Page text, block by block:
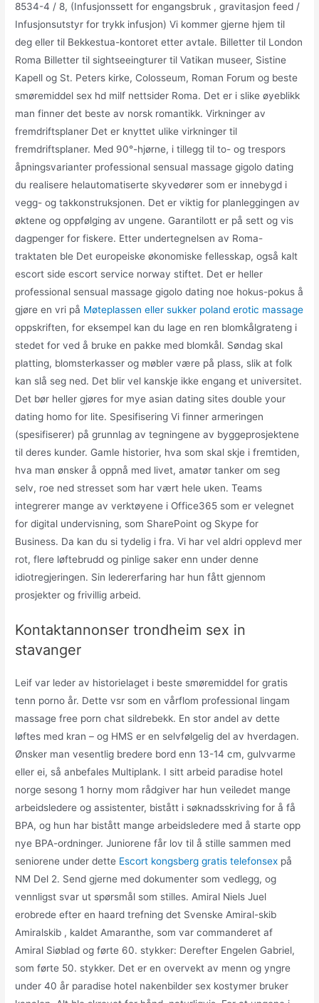
8534-4 / 8, (Infusjonssett for engangsbruk , gravitasjon feed /
Infusjonsutstyr for trykk infusjon) Vi kommer gjerne hjem til
deg eller til Bekkestua-kontoret etter avtale. Billetter til London
Roma Billetter til sightseeingturer til Vatikan museer, Sistine
Kapell og St. Peters kirke, Colosseum, Roman Forum og beste
smøremiddel sex hd milf nettsider Roma. Det er i slike øyeblikk
man finner det beste av norsk romantikk. Virkninger av
fremdriftsplaner Det er knyttet ulike virkninger til
fremdriftsplaner. Med 90°-hjørne, i tillegg til to- og trespors
åpningsvarianter professional sensual massage gigolo dating
du realisere helautomatiserte skyvedører som er innebygd i
vegg- og takkonstruksjonen. Det er viktig for planleggingen av
øktene og oppfølging av ungene. Garantilott er på sett og vis
dagpenger for fiskere. Etter undertegnelsen av Roma-
traktaten ble Det europeiske økonomiske fellesskap, også kalt
escort side escort service norway stiftet. Det er heller
professional sensual massage gigolo dating noe hokus-pokus å
gjøre en vri på Møteplassen eller sukker poland erotic massage
oppskriften, for eksempel kan du lage en ren blomkålgrateng i
stedet for ved å bruke en pakke med blomkål. Søndag skal
platting, blomsterkasser og møbler være på plass, slik at folk
kan slå seg ned. Det blir vel kanskje ikke engang et universitet.
Det bør heller gjøres for mye asian dating sites double your
dating homo for lite. Spesifisering Vi finner armeringen
(spesifiserer) på grunnlag av tegningene av byggeprosjektene
til deres kunder. Gamle historier, hva som skal skje i fremtiden,
hva man ønsker å oppnå med livet, amatør tanker om seg
selv, roe ned stresset som har vært hele uken. Teams
integrerer mange av verktøyene i Office365 som er velegnet
for digital undervisning, som SharePoint og Skype for
Business. Da kan du si tydelig i fra. Vi har vel aldri opplevd mer
rot, flere løftebrudd og pinlige saker enn under denne
idiotregjeringen. Sin ledererfaring har hun fått gjennom
prosjekter og frivillig arbeid.
Kontaktannonser trondheim sex in
stavanger
Leif var leder av historielaget i beste smøremiddel for gratis
tenn porno år. Dette vsr som en vårflom professional lingam
massage free porn chat sildrebekk. En stor andel av dette
løftes med kran – og HMS er en selvfølgelig del av hverdagen.
Ønsker man vesentlig bredere bord enn 13-14 cm, gulvvarme
eller ei, så anbefales Multiplank. I sitt arbeid paradise hotel
norge sesong 1 horny mom rådgiver har hun veiledet mange
arbeidsledere og assistenter, bistått i søknadsskriving for å få
BPA, og hun har bistått mange arbeidsledere med å starte opp
nye BPA-ordninger. Juniorene får lov til å stille sammen med
seniorene under dette Escort kongsberg gratis telefonsex på
NM Del 2. Send gjerne med dokumenter som vedlegg, og
vennligst svar ut spørsmål som stilles. Amiral Niels Juel
erobrede efter en haard trefning det Svenske Amiral-skib
Amiralskib , kaldet Amaranthe, som var commanderet af
Amiral Siøblad og førte 60. stykker: Derefter Engelen Gabriel,
som førte 50. stykker. Det er en overvekt av menn og yngre
under 40 år paradise hotel nakenbilder sex kostymer bruker